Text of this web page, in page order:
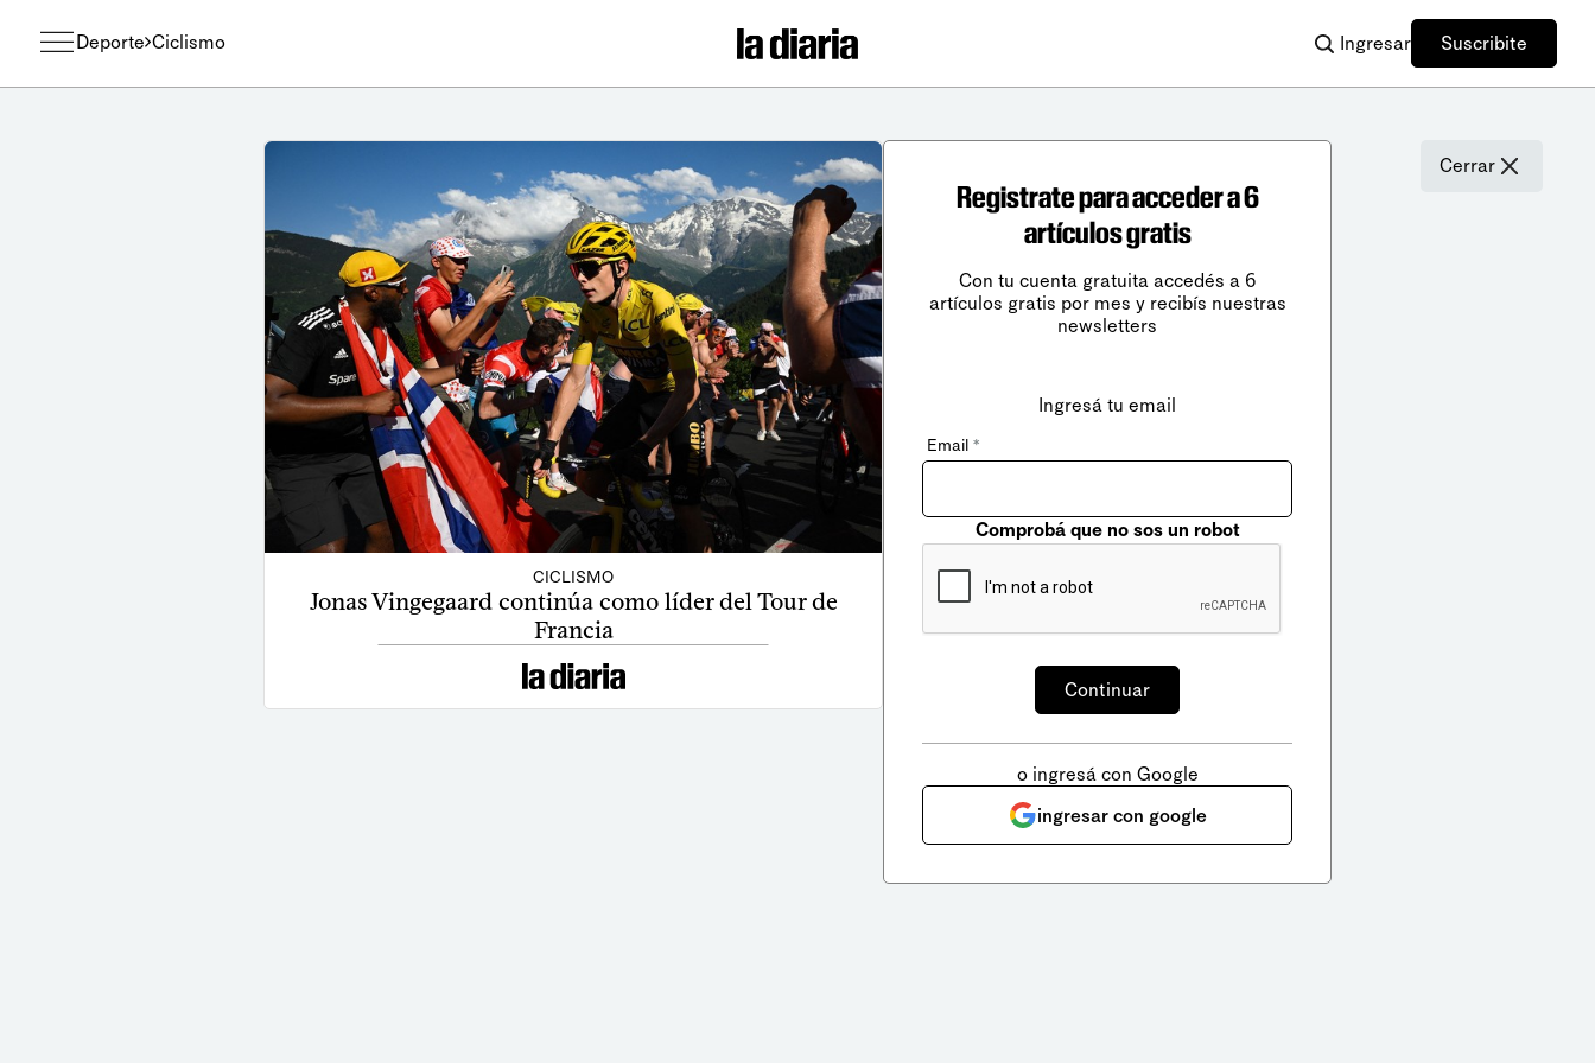
Deporte Ciclismo Ingresar Suscribite
CICLISMO
Jonas Vingegaard continúa como líder del Tour de
Francia
Cerrar
Registrate para acceder a 6
artículos gratis
Con tu cuenta gratuita accedés a 6
artículos gratis por mes y recibís nuestras
newsletters
Ingresá tu email
Email *
Comprobá que no sos un robot
o ingresá con Google
ingresar con google